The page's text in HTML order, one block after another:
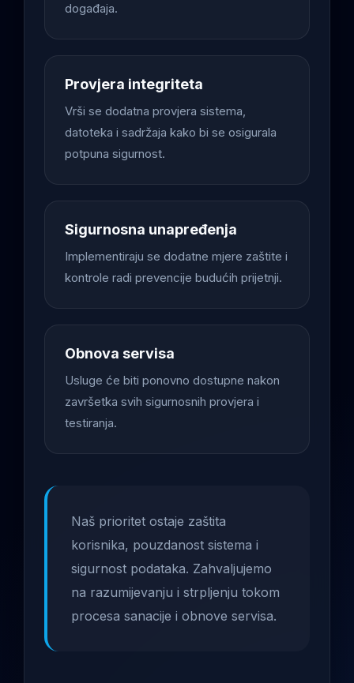
događaja.
Provjera integriteta
Vrši se dodatna provjera sistema,
datoteka i sadržaja kako bi se osigurala
potpuna sigurnost.
Sigurnosna unapređenja
Implementiraju se dodatne mjere zaštite i
kontrole radi prevencije budućih prijetnji.
Obnova servisa
Usluge će biti ponovno dostupne nakon
završetka svih sigurnosnih provjera i
testiranja.
Naš prioritet ostaje zaštita
korisnika, pouzdanost sistema i
sigurnost podataka. Zahvaljujemo
na razumijevanju i strpljenju tokom
procesa sanacije i obnove servisa.